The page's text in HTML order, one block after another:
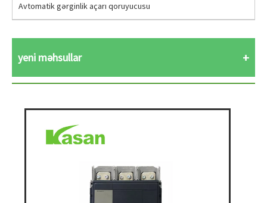
Avtomatik gərginlik açarı qoruyucusu
yeni məhsullar